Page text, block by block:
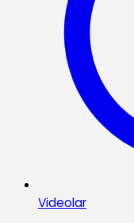
Videolar